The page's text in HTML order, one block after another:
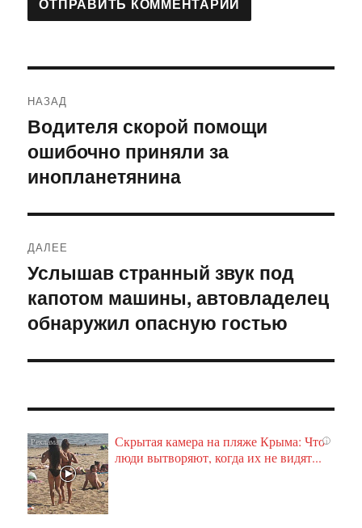
по
записям
НАЗАД
Предыдущая
запись:
Водителя скорой помощи
ошибочно приняли за
инопланетянина
ДАЛЕЕ
Следующая
запись:
Услышав странный звук под
капотом машины, автовладелец
обнаружил опасную гостью
i
Скрытая камера на пляже Крыма: Что
люди вытворяют, когда их не видят...